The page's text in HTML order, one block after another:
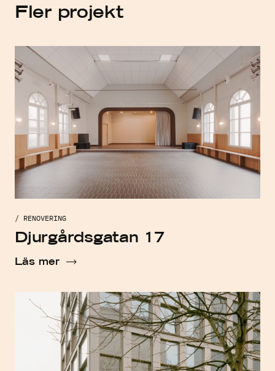
Fler projekt
/ RENOVERING
Djurgårdsgatan 17
Läs mer